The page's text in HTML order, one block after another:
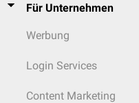
Für Unternehmen
Werbung
Login Services
Content Marketing